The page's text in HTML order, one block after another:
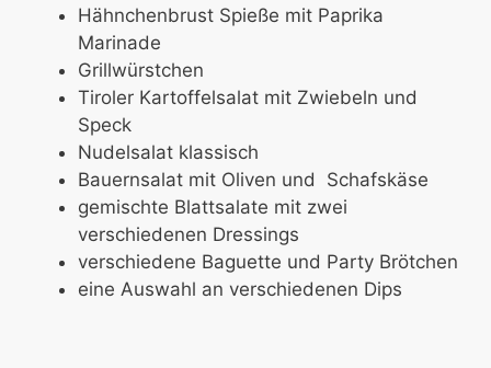
Hähnchenbrust Spieße mit Paprika
Marinade
Grillwürstchen
Tiroler Kartoffelsalat mit Zwiebeln und
Speck
Nudelsalat klassisch
Bauernsalat mit Oliven und Schafskäse
gemischte Blattsalate mit zwei
verschiedenen Dressings
verschiedene Baguette und Party Brötchen
eine Auswahl an verschiedenen Dips